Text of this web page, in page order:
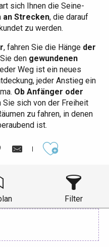
sich Ihnen die Seine-
an Strecken, die darauf
zu werden.
, fahren Sie die Hänge der
den gewundenen
Weg ist ein neues
jeder Anstieg ein
Ob Anfänger oder
Sie sich von der Freiheit
zu fahren, in denen
ist.
Filter